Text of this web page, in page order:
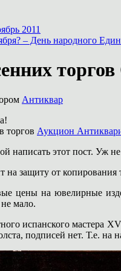
2011
– День народного
Антиквар
торгов Аукцион
написать этот пост. Уж
на защиту от
цены на ювелирные
мало.
испанского мастера
подписей нет. Т.е. на